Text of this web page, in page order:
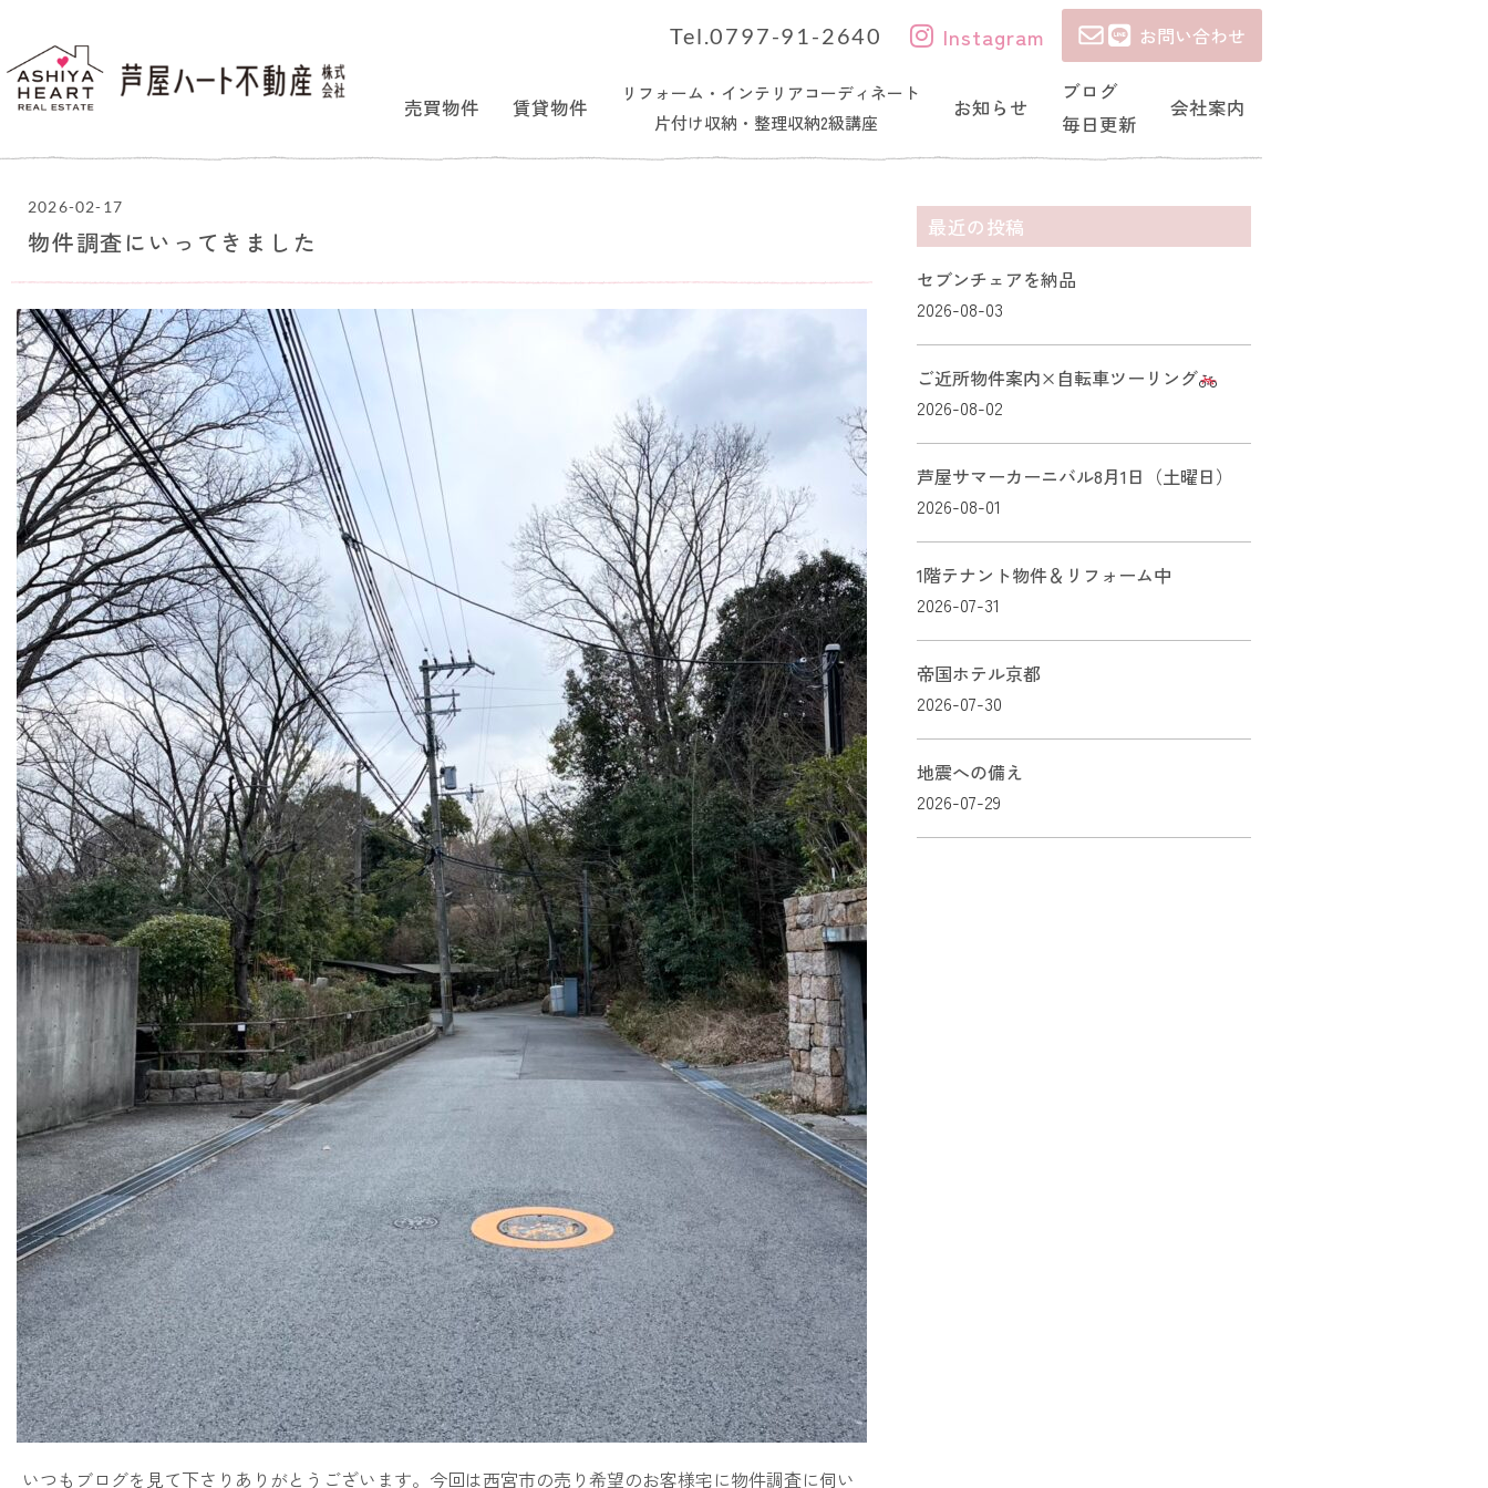
Tel.0797-91-2640 Instagram お問い合わせ
売買物件 賃貸物件
リフォーム・インテリアコーディネート
片付け収納・整理収納2級講座
お知らせ
ブログ
毎日更新
会社案内
2026-02-17
物件調査にいってきました
いつもブログを見て下さりありがとうございます。今回は西宮市の売り希望のお客様宅に物件調査に伺い
最近の投稿
セブンチェアを納品
2026-08-03
ご近所物件案内×自転車ツーリング
2026-08-02
芦屋サマーカーニバル8月1日（土曜日）
2026-08-01
1階テナント物件＆リフォーム中
2026-07-31
帝国ホテル京都
2026-07-30
地震への備え
2026-07-29